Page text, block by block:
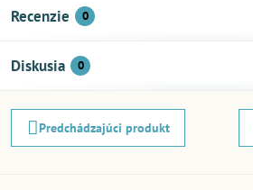
Recenzie 0
Diskusia 0
Predchádzajúci produkt